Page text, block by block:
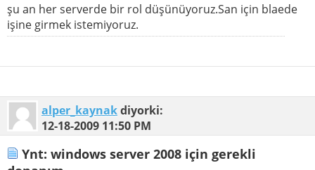
şu an her serverde bir rol düşünüyoruz.San için blaede
işine girmek istemiyoruz.
alper_kaynakdiyorki:
12-18-2009 11:50 PM
Ynt: windows server 2008 için gerekli